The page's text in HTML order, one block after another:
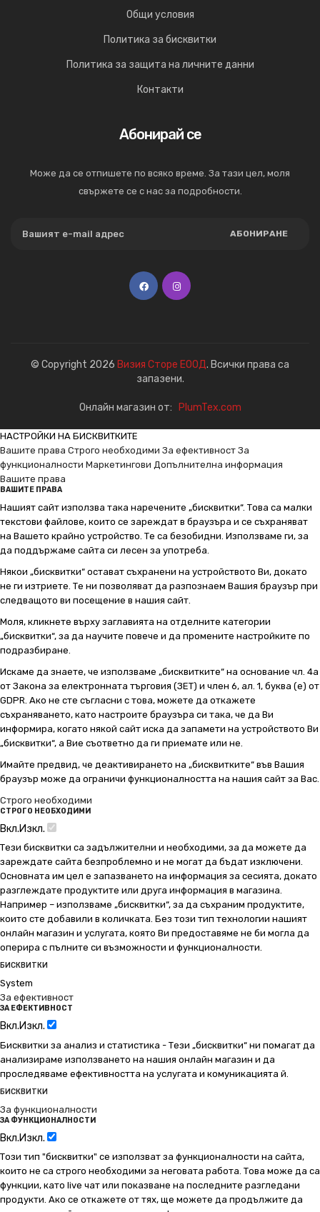
Общи условия
Политика за бисквитки
Политика за защита на личните данни
Контакти
Абонирай се
Може да се отпишете по всяко време. За тази цел, моля
свържете се с нас за подробности.
АБОНИРАНЕ
© Copyright 2026 Визия Сторе ЕООД. Всички права са
запазени.
Онлайн магазин от: PlumTex.com
НАСТРОЙКИ НА БИСКВИТКИТЕ
Вашите права Строго необходими За ефективност За
функционалности Маркетингови Допълнителна информация
Вашите права
ВАШИТЕ ПРАВА
Нашият сайт използва така наречените „бисквитки“. Това са малки
текстови файлове, които се зареждат в браузъра и се съхраняват
на Вашето крайно устройство. Те са безобидни. Използваме ги, за
да поддържаме сайта си лесен за употреба.
Някои „бисквитки“ остават съхранени на устройството Ви, докато
не ги изтриете. Те ни позволяват да разпознаем Вашия браузър при
следващото ви посещение в нашия сайт.
Моля, кликнете върху заглавията на отделните категории
„бисквитки“, за да научите повече и да промените настройките по
подразбиране.
Искаме да знаете, че използваме „бисквитките“ на основание чл. 4а
от Закона за електронната търговия (ЗЕТ) и член 6, ал. 1, буква (е) от
GDPR. Ако не сте съгласни с това, можете да откажете
съхраняването, като настроите браузъра си така, че да Ви
информира, когато някой сайт иска да запамети на устройството Ви
„бисквитки“, а Вие съответно да ги приемате или не.
Имайте предвид, че деактивирането на „бисквитките“ във Вашия
браузър може да ограничи функционалността на нашия сайт за Вас.
Строго необходими
СТРОГО НЕОБХОДИМИ
Вкл.Изкл.
Тези бисквитки са задължителни и необходими, за да можете да
зареждате сайта безпроблемно и не могат да бъдат изключени.
Основната им цел е запазването на информация за сесията, докато
разглеждате продуктите или друга информация в магазина.
Например – използваме „бисквитки“, за да съхраним продуктите,
които сте добавили в количката. Без този тип технологии нашият
онлайн магазин и услугата, която Ви предоставяме не би могла да
оперира с пълните си възможности и функционалности.
БИСКВИТКИ
System
За ефективност
ЗА ЕФЕКТИВНОСТ
Вкл.Изкл.
Бисквитки за анализ и статистика - Тези „бисквитки“ ни помагат да
анализираме използването на нашия онлайн магазин и да
проследяваме ефективността на услугата и комуникацията й.
БИСКВИТКИ
За функционалности
ЗА ФУНКЦИОНАЛНОСТИ
Вкл.Изкл.
Този тип "бисквитки" се използват за функционалности на сайта,
които не са строго необходими за неговата работа. Това може да са
функции, като live чат или показване на последните разгледани
продукти. Ако се откажете от тях, ще можете да продължите да